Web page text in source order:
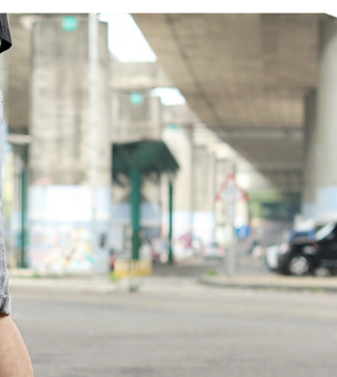
定能夠在期限內收到商品(例如:預購商品或預計
收到商品與否，仍需要請您在AFTEE規定的時間
二、付款限制
1. 初次使用 AFTEE 時，將依認證結果及本公司
2. 結帳金額須大於NT$30
3. 目前僅支援台灣會員
三、聲明條款
「AFTEE先享後付」(下稱本服務)乃由恩沛科技
)所提供，並由 AFTEE 向您收取款項。因使用
(包含但不限於訂購人姓名、電話，收件人姓名
予 AFTEE 於本服務必要服務範圍內運用。關於
集、處理、利用，詳參 AFTEE 官網之『個人
未成年的使用者，請事先徵得法定代理人或監護
每笔NT$80，满NT$1,800(含以上)免运费
先付款後7-11取貨
每笔NT$80，满NT$1,800(含以上)免运费
每笔NT$120，满NT$3,000(含以上)免运费